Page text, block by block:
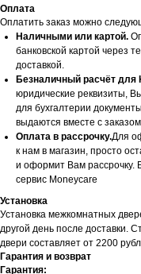
Оплата
Оплатить заказ можно
Наличными или картой.
банковской картой через
доставкой.
Безналичный расчёт
юридические реквизиты,
для бухгалтерии
выдаются вместе с
Оплата в рассрочку.Для
к нам в магазин, просто
и оформит Вам рассрочку.
сервис Moneycare
Установка
Установка межкомнатных
другой день после доставки.
двери составляет от 2200
Гарантия и возврат
Гарантия: